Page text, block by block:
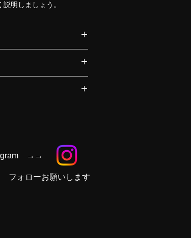
明しましょう。
イントなどを説明しま
場合に行う手続きの手
→→
​フォローお願いします